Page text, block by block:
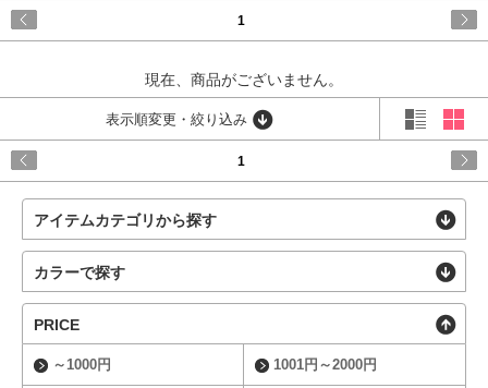
1
現在、商品がございません。
表示順変更・絞り込み
1
アイテムカテゴリから探す
カラーで探す
PRICE
～1000円 1001円～2000円